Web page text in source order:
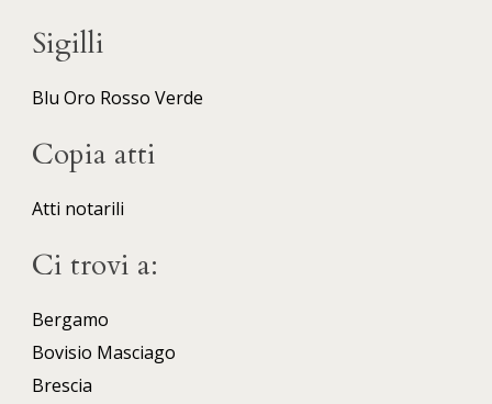
Sigilli
Blu Oro Rosso Verde
Copia atti
Atti notarili
Ci trovi a:
Bergamo
Bovisio Masciago
Brescia